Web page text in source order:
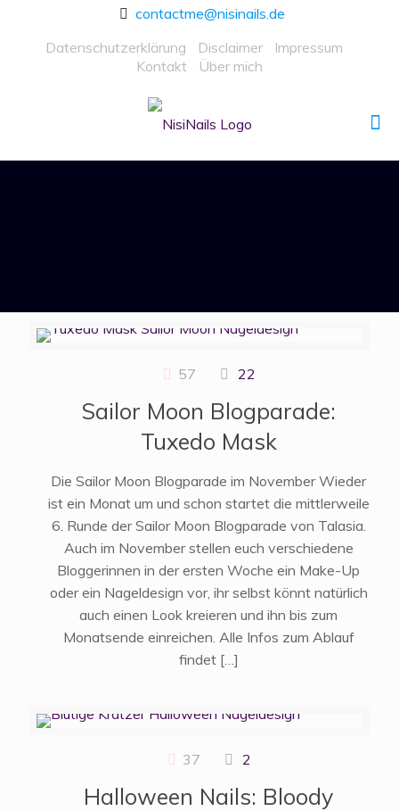
contactme@nisinails.de
Datenschutzerklärung
Disclaimer
Impressum
Kontakt
Über mich
57 22
Sailor Moon Blogparade:
Tuxedo Mask
Die Sailor Moon Blogparade im November Wieder
ist ein Monat um und schon startet die mittlerweile
6. Runde der Sailor Moon Blogparade von Talasia.
Auch im November stellen euch verschiedene
Bloggerinnen in der ersten Woche ein Make-Up
oder ein Nageldesign vor, ihr selbst könnt natürlich
auch einen Look kreieren und ihn bis zum
Monatsende einreichen. Alle Infos zum Ablauf
findet[…]
37 2
Halloween Nails: Bloody